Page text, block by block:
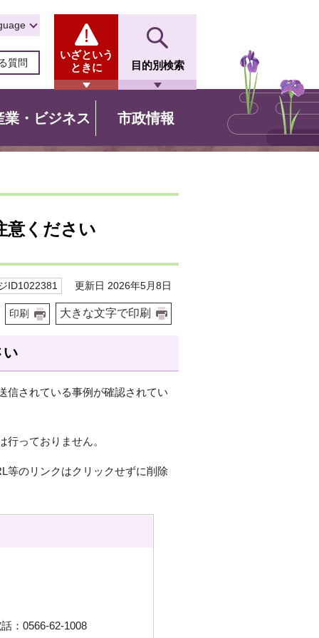
質問
いざという
ときに
目的別検索
業・ビジネス 市政情報
意ください
ID1022381 更新日 2026年5月8日
印刷 大きな文字で印刷
い
信されている事例が確認されてい
っておりません。
等のリンクはクリックせずに削除
：0566-62-1008